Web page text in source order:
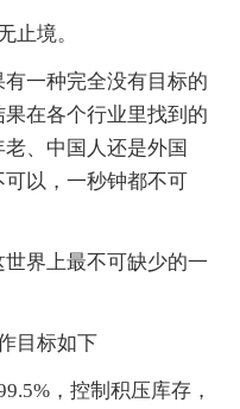
止境。
一种完全没有目标的
在各个行业里找到的
、中国人还是外国
以，一秒钟都不可
界上最不可缺少的一
目标如下
，控制积压库存，